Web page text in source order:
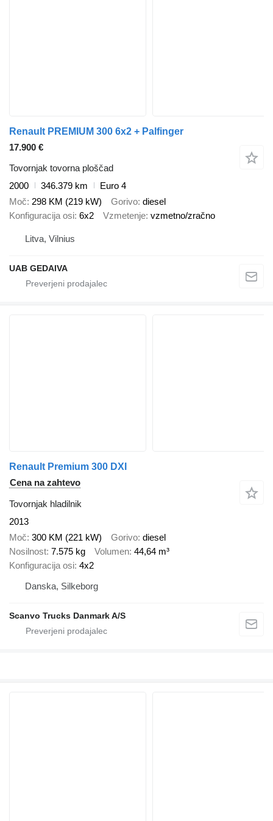
Renault PREMIUM 300 6x2 + Palfinger
17.900 €
Tovornjak tovorna ploščad
2000
346.379 km
Euro 4
Moč 298 KM (219 kW) Gorivo diesel
Konfiguracija osi 6x2 Vzmetenje vzmetno/zračno
Litva, Vilnius
UAB GEDAIVA
Renault Premium 300 DXI
Cena na zahtevo
Tovornjak hladilnik
2013
Moč 300 KM (221 kW) Gorivo diesel
Nosilnost 7.575 kg Volumen 44,64 m³
Konfiguracija osi 4x2
Danska, Silkeborg
Scanvo Trucks Danmark A/S